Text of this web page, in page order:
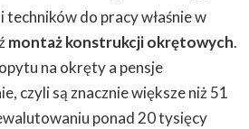
do pracy właśnie w
montaż konstrukcji okrętowych.
na okręty a pensje
czyli są znacznie większe niż 51
ponad 20 tysięcy